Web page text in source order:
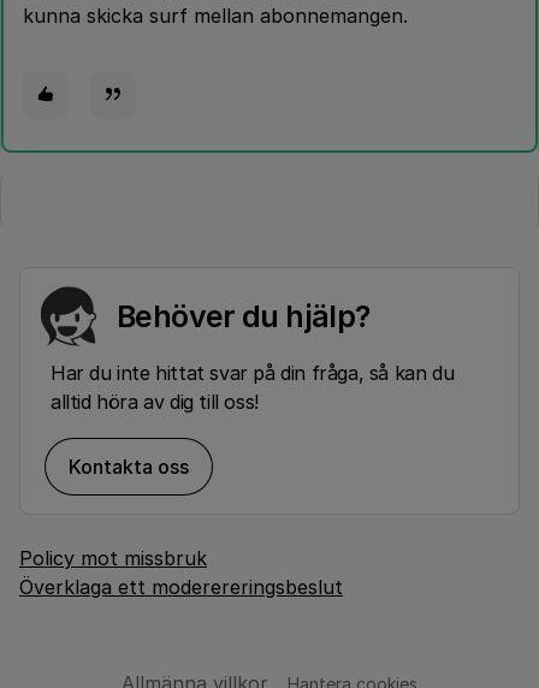
kunna skicka surf mellan abonnemangen.
Behöver du hjälp?
Har du inte hittat svar på din fråga, så kan du
alltid höra av dig till oss!
Kontakta oss
Policy mot missbruk
Överklaga ett moderereringsbeslut
Allmänna villkor Hantera cookies